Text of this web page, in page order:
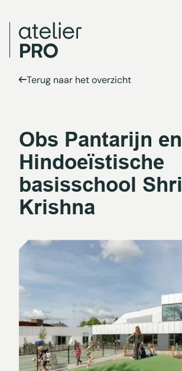
Terug naar het overzicht
Obs Pantarijn en
Hindoeïstische
basisschool Shri
Krishna